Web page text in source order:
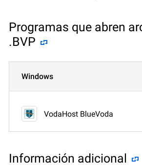
Programas que abren
.BVP
Windows
VodaHost BlueVoda
Información adicional